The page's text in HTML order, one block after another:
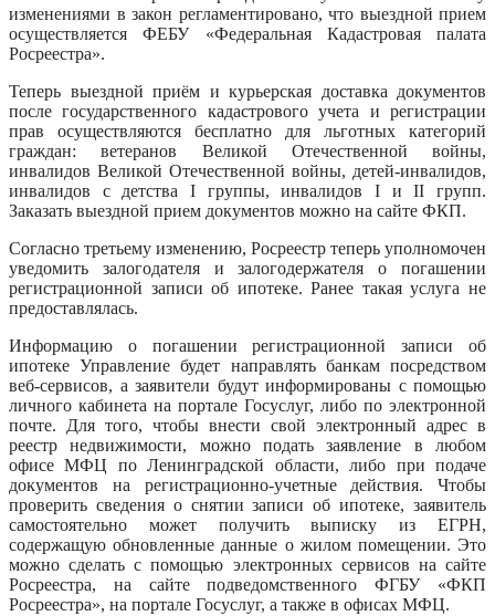
изменениями в закон регламентировано, что выездной прием
осуществляется ФЕБУ «Федеральная Кадастровая палата
Росреестра».
Теперь выездной приём и курьерская доставка документов
после государственного кадастрового учета и регистрации
прав осуществляются бесплатно для льготных категорий
граждан: ветеранов Великой Отечественной войны,
инвалидов Великой Отечественной войны, детей-инвалидов,
инвалидов с детства I группы, инвалидов I и II групп.
Заказать выездной прием документов можно на сайте ФКП.
Согласно третьему изменению, Росреестр теперь уполномочен
уведомить залогодателя и залогодержателя о погашении
регистрационной записи об ипотеке. Ранее такая услуга не
предоставлялась.
Информацию о погашении регистрационной записи об
ипотеке Управление будет направлять банкам посредством
веб-сервисов, а заявители будут информированы с помощью
личного кабинета на портале Госуслуг, либо по электронной
почте. Для того, чтобы внести свой электронный адрес в
реестр недвижимости, можно подать заявление в любом
офисе МФЦ по Ленинградской области, либо при подаче
документов на регистрационно-учетные действия. Чтобы
проверить сведения о снятии записи об ипотеке, заявитель
самостоятельно может получить выписку из ЕГРН,
содержащую обновленные данные о жилом помещении. Это
можно сделать с помощью электронных сервисов на сайте
Росреестра, на сайте подведомственного ФГБУ «ФКП
Росреестра», на портале Госуслуг, а также в офисах МФЦ.